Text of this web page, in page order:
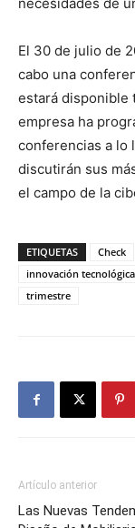
El 30 de julio de
cabo una
estará disponible
empresa ha
conferencias a lo
discutirán sus
el campo de la
ETIQUETAS Check
innovación tecnológica
trimestre
Artículo anterior
Las Nuevas